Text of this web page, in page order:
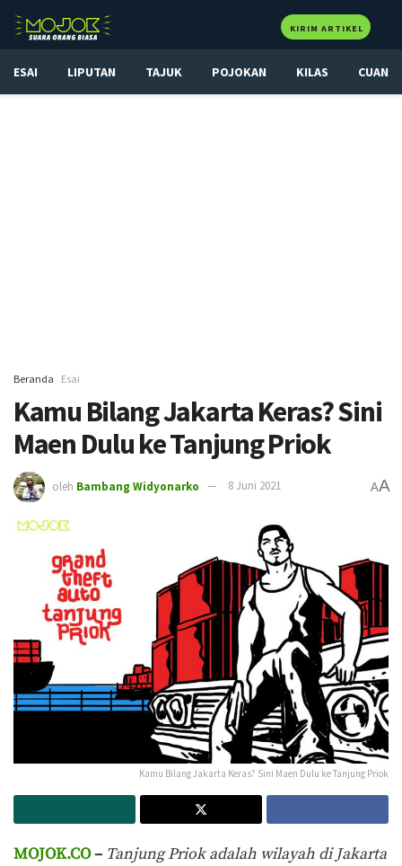
KIRIM ARTIKEL
ESAI LIPUTAN TAJUK POJOKAN KILAS CUAN
Beranda Esai
Kamu Bilang Jakarta Keras? Sini
Maen Dulu ke Tanjung Priok
oleh Bambang Widyonarko 8 Juni 2021 AA
Kamu Bilang Jakarta Keras? Sini Maen Dulu ke Tanjung Priok
MOJOK.CO– Tanjung Priok adalah wilayah di Jakarta